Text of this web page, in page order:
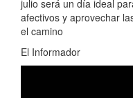
julio será un día ideal
afectivos y aprovechar
el camino
El Informador